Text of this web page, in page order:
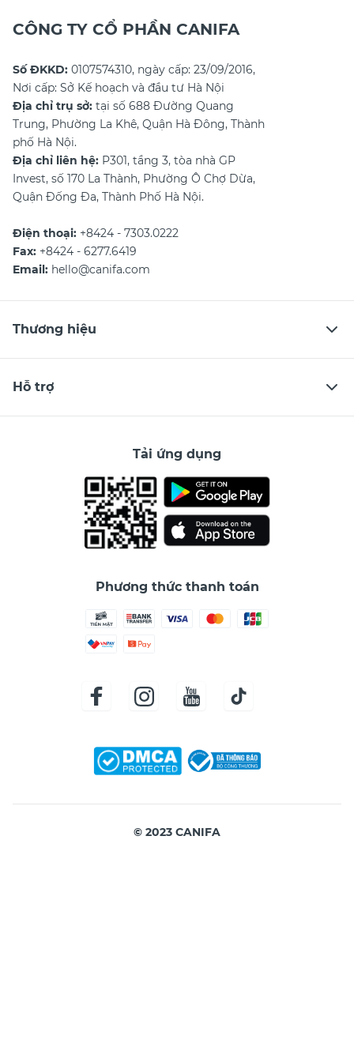
CÔNG TY CỔ PHẦN CANIFA
Số ĐKKD: 0107574310, ngày cấp: 23/09/2016,
Nơi cấp: Sở Kế hoạch và đầu tư Hà Nội
Địa chỉ trụ sở: tại số 688 Đường Quang
Trung, Phường La Khê, Quận Hà Đông, Thành
phố Hà Nội.
Địa chỉ liên hệ: P301, tầng 3, tòa nhà GP
Invest, số 170 La Thành, Phường Ô Chợ Dừa,
Quận Đống Đa, Thành Phố Hà Nội.
Điện thoại: +8424 - 7303.0222
Fax: +8424 - 6277.6419
Email: hello@canifa.com
Thương hiệu
Hỗ trợ
Tải ứng dụng
Phương thức thanh toán
© 2023 CANIFA